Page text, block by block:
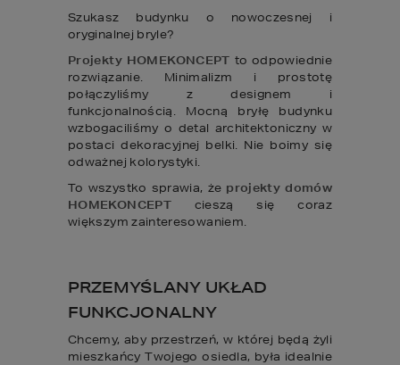
Szukasz budynku o nowoczesnej i
oryginalnej bryle?
Projekty HOMEKONCEPT to odpowiednie
rozwiązanie. Minimalizm i prostotę
połączyliśmy z designem i
funkcjonalnością. Mocną bryłę budynku
wzbogaciliśmy o detal architektoniczny w
postaci dekoracyjnej belki. Nie boimy się
odważnej kolorystyki.
To wszystko sprawia, że projekty domów
HOMEKONCEPTcieszą się coraz
większym zainteresowaniem.
PRZEMYŚLANY UKŁAD
FUNKCJONALNY
Chcemy, aby przestrzeń, w której będą żyli
mieszkańcy Twojego osiedla, była idealnie